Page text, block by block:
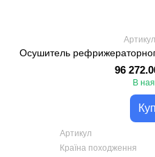
Осушитель
96
В
Артикул
Країна походження